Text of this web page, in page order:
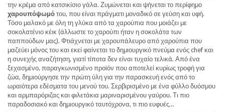
την κρέμα από κατσικίσιο γάλα. Ζυμώνεται και ψήνεται το περίφημο
χαρουπόψωμότου, που είναι πράγματι μοναδικό σε γεύση και υφή.
Τόσο μαλακό με όλη τη γλύκα από τα χαρούπια που μοιάζει με
σοκολατένιο κέικ (άλλωστε το χαρούπι ήταν η σοκολάτα των
παππούδων μας). Φτιάχνεται με χαρουπάλευρο από χαρούπια που
μαζεύει μόνος του και εκεί φαίνεται το δημιουργικό πνεύμα ενός chef και
η συνεχής αναζήτηση, γιατί τίποτα δεν είναι τυχαίο τελικά. Από ένα
ξεχασμένο, παραγκωνισμένο προϊόν που αποτελεί κυρίως τροφή για
ζώα, δημιούργησε την πρώτη ύλη για την παρασκευή ενός από το
ωραιότερα εδέσματα του μενού του. Σερβιρισμένο με ένα φύλλο δυόσμου
και αρμπαρόριζας και φιλετάκια μαριναρισμένου γαύρου. Τι πιο
παραδοσιακό και δημιουργικό ταυτόχρονα, τι πιο ευφυές…